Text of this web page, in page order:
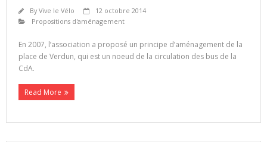
ByVive le Vélo
12 octobre 2014
Propositions d'aménagement
En 2007, l’association a proposé un principe d’aménagement de la
place de Verdun, qui est un noeud de la circulation des bus de la
CdA.
Read More